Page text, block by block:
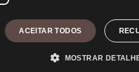
ACEITAR TODOS
MOSTRAR